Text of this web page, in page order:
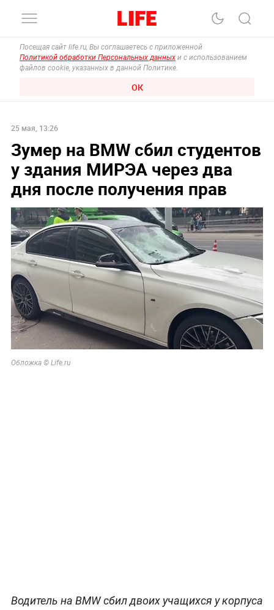
Посещая сайт life.ru, Вы соглашаетесь с приложенной
Политикой обработки Персональных данных и с использованием
файлов cookie, указанных в данной Политике.
ОК
25 мая, 13:26
Зумер на BMW сбил студентов
у здания МИРЭА через два
дня после получения прав
Обложка © Life.ru
Водитель на BMW сбил двоих учащихся у корпуса